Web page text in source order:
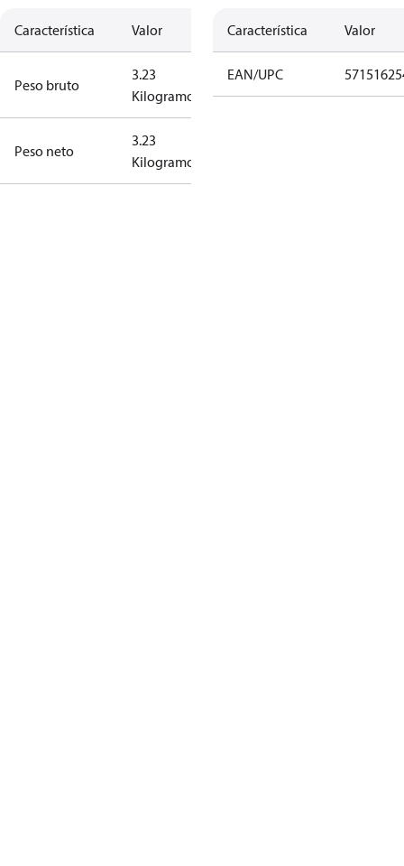
Característica Valor
Peso bruto
3.23
Kilogramo
Peso neto
3.23
Kilogramo
Característica Valor
EAN/UPC